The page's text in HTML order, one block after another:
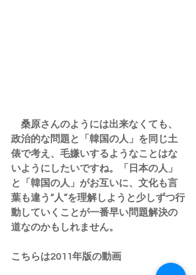
桑原さんのようには出来なくても、
政治的な問題と「韓国の人」を同じ土
俵で考え、毛嫌いするようなことはな
いようにしたいですね。「日本の人」
と「韓国の人」がお互いに、文化も言
葉も違う“人”を理解しようと少しずつ行
動していくことが一番早い問題解決の
道なのかもしれません。
こちらは2011年版の動画